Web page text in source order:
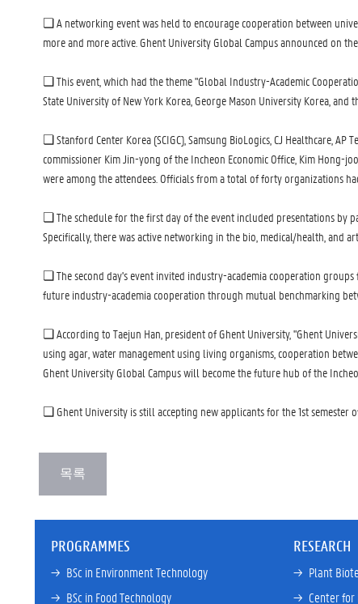
❏ A networking event was held to encourage cooperation between
more and more active. Ghent University Global Campus announced on
❏ This event, which had the theme "Global Industry-Academic
State University of New York Korea, George Mason University Korea,
❏ Stanford Center Korea (SCIGC), Samsung BioLogics, CJ Healthcare,
commissioner Kim Jin-yong of the Incheon Economic Office, Kim Hong-
were among the attendees. Officials from a total of forty organizations
❏ The schedule for the first day of the event included presentations by
Specifically, there was active networking in the bio, medical/health, and
❏ The second day's event invited industry-academia cooperation
future industry-academia cooperation through mutual benchmarking
❏ According to Taejun Han, president of Ghent University, "Ghent
using agar, water management using living organisms, cooperation
Ghent University Global Campus will become the future hub of the
❏ Ghent University is still accepting new applicants for the 1st semester
PROGRAMMES
→ BSc in Environment Technology
→ BSc in Food Technology
RESEARCH
→ Plant
→ Center